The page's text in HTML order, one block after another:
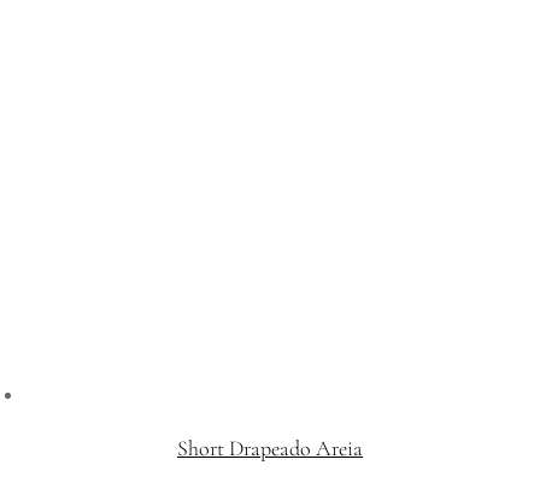
Short Drapeado Areia